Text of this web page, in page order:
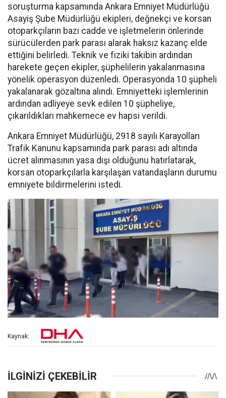
soruşturma kapsamında Ankara Emniyet Müdürlüğü
Asayiş Şube Müdürlüğü ekipleri, değnekçi ve korsan
otoparkçıların bazı cadde ve işletmelerin önlerinde
sürücülerden park parası alarak haksız kazanç elde
ettiğini belirledi. Teknik ve fiziki takibin ardından
harekete geçen ekipler, şüphelilerin yakalanmasına
yönelik operasyon düzenledi. Operasyonda 10 şüpheli
yakalanarak gözaltına alındı. Emniyetteki işlemlerinin
ardından adliyeye sevk edilen 10 şüpheliye,
çıkarıldıkları mahkemece ev hapsi verildi.
Ankara Emniyet Müdürlüğü, 2918 sayılı Karayolları
Trafik Kanunu kapsamında park parası adı altında
ücret alınmasının yasa dışı olduğunu hatırlatarak,
korsan otoparkçılarla karşılaşan vatandaşların durumu
emniyete bildirmelerini istedi.
Kaynak: